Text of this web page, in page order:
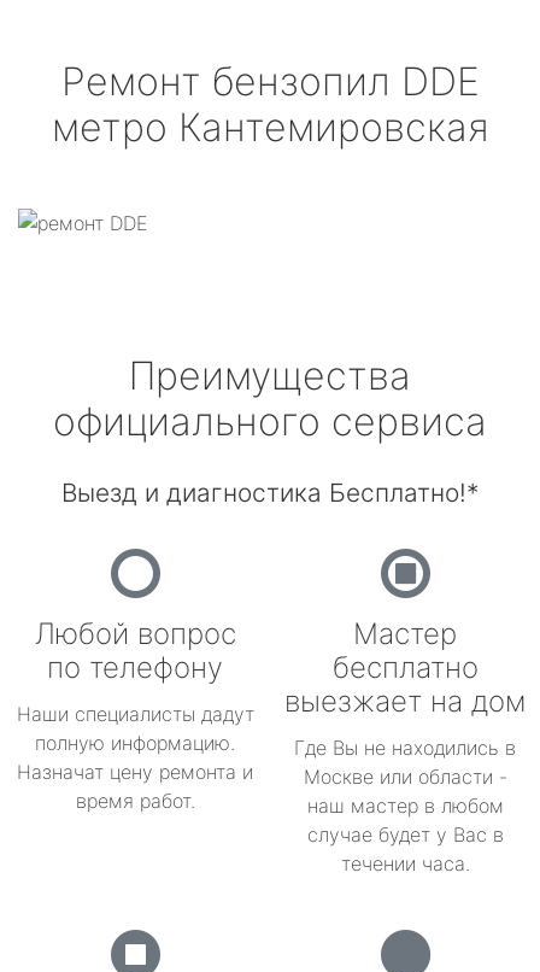
Ремонт бензопил DDE
метро Кантемировская
Преимущества
официального сервиса
Выезд и диагностика Бесплатно!*
Любой вопрос
по телефону
Наши специалисты дадут
полную информацию.
Назначат цену ремонта и
время работ.
Мастер
бесплатно
выезжает на дом
Где Вы не находились в
Москве или области -
наш мастер в любом
случае будет у Вас в
течении часа.